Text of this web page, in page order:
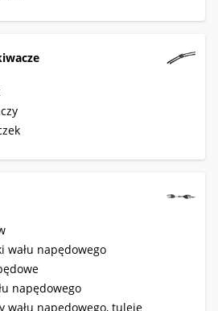
wału napędowego
napędowego
wału napędowego, tuleje